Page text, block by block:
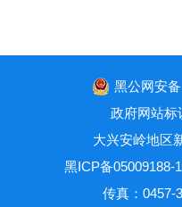
黑公网安
政府网站标
大兴安岭地区
黑ICP备05009188-
传真：0457-